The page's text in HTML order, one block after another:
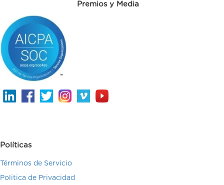
Premios y Media
Políticas
Términos de Servicio
Politica de Privacidad